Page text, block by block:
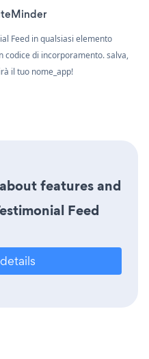
Feed in qualsiasi elemento
codice di incorporamento. salva,
il tuo nome_app!
features and
Feed